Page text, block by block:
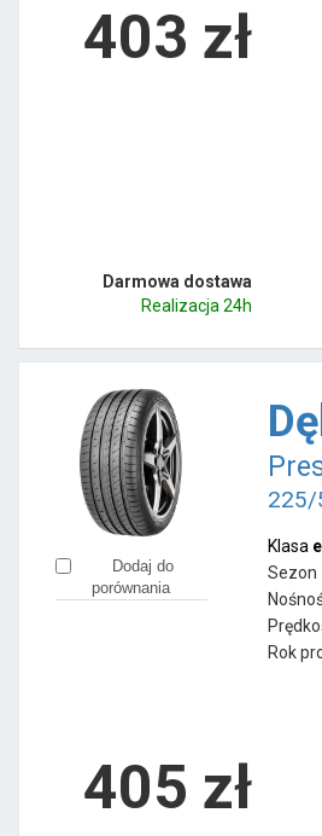
403 zł
Darmowa dostawa
Realizacja 24h
Dodaj do
porównania
225/
Klasa
Sezon
Rok
405 zł